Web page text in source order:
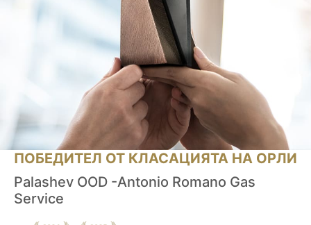
ПОБЕДИТЕЛ ОТ КЛАСАЦИЯТА НА ОРЛИ
Palashev OOD -Antonio Romano Gas
Service